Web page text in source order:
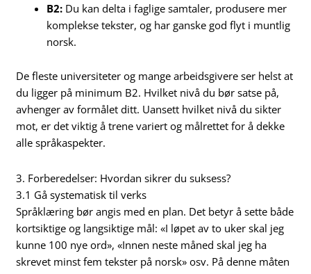
B2: Du kan delta i faglige samtaler, produsere mer
komplekse tekster, og har ganske god flyt i muntlig
norsk.
De fleste universiteter og mange arbeidsgivere ser helst at
du ligger på minimum B2. Hvilket nivå du bør satse på,
avhenger av formålet ditt. Uansett hvilket nivå du sikter
mot, er det viktig å trene variert og målrettet for å dekke
alle språkaspekter.
3. Forberedelser: Hvordan sikrer du suksess?
3.1 Gå systematisk til verks
Språklæring bør angis med en plan. Det betyr å sette både
kortsiktige og langsiktige mål: «I løpet av to uker skal jeg
kunne 100 nye ord», «Innen neste måned skal jeg ha
skrevet minst fem tekster på norsk» osv. På denne måten